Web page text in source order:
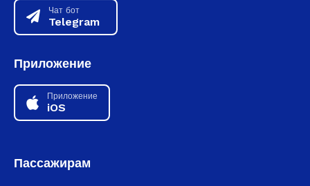
Чат бот
Telegram
Приложение
Приложение
iOS
Пассажирам